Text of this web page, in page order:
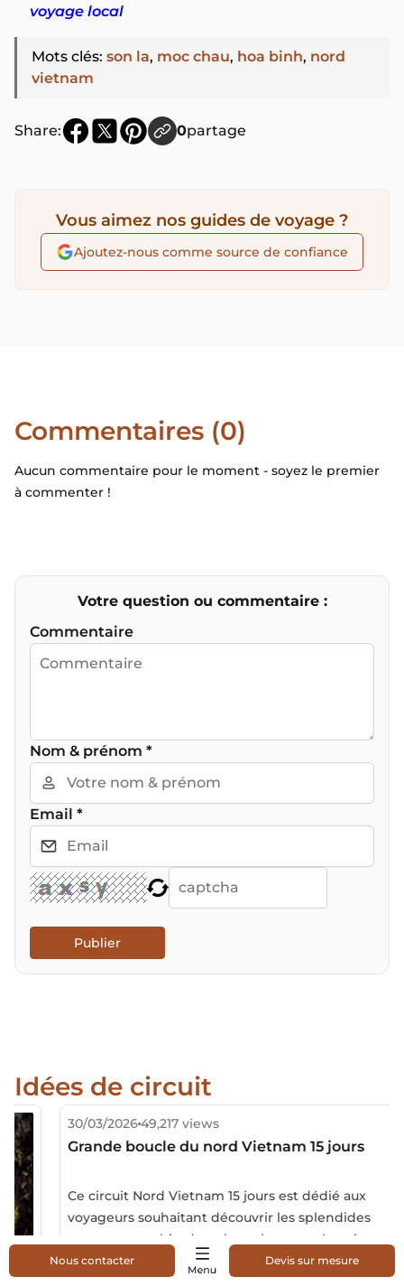
voyage local
Mots clés: son la, moc chau, hoa binh, nord
vietnam
Share: 0partage
Vous aimez nos guides de voyage ?
Ajoutez-nous comme source de confiance
Commentaires (0)
Aucun commentaire pour le moment - soyez le premier
à commenter !
Votre question ou commentaire :
Commentaire
Nom & prénom *
Email *
Publier
Idées de circuit
Nous contacter Devis sur mesure